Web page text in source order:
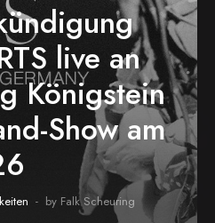
live an
Königstein
Show am
by Falk Scheuring